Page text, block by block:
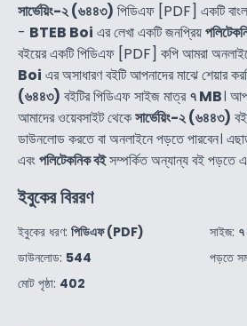
সার্ভেয়িং-২ (৬৪৪৩) পিডিএফ [PDF] একটি
- BTEB Boi এর লেখা একটি জনপ্রিয়
বইয়ের একটি পিডিএফ [PDF] কপি আমরা
Boi এর অসাধারণ বইটি আপনাদের মাঝে শেয়ার
(৬৪৪৩) বইটির পিডিএফ সাইজ মাত্র৭ MB।
আমাদের ওয়েবসাইট থেকেসার্ভেয়িং-২ (৬৪৪৩)
ডাউনলোড করতে বা অনলাইনে পড়তে পারবেন।
এবংপলিটেকনিক বইসম্পর্কিত অন্যান্য বই পড়তে
ইবুকের বিররণ
ইবুকের ধরণ: পিডিএফ (PDF)
ডাউনলোড: 544
মোট পৃষ্ঠা: 402
সাইজ:
পড়তে